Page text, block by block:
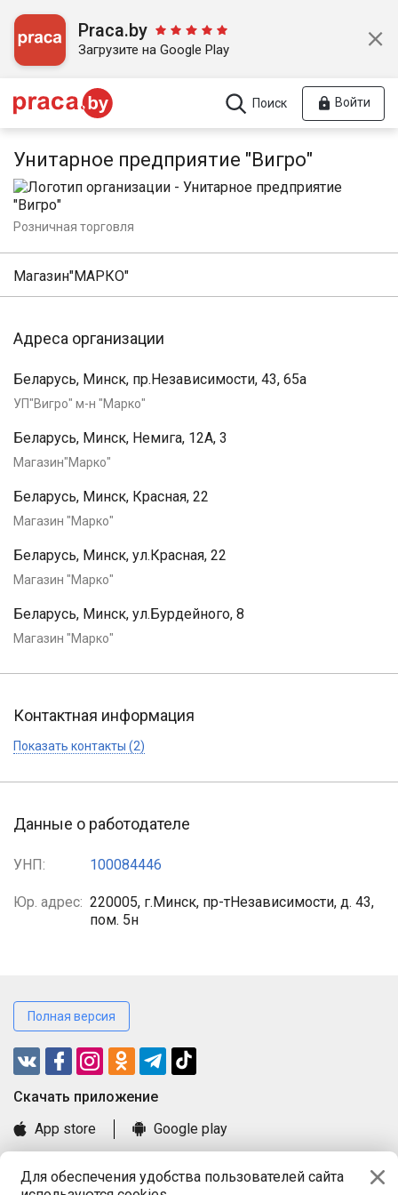
Для обеспечения удобства пользователей сайта
Praca.by
Загрузите на Google Play
Поиск Войти
Унитарное предприятие "Вигро"
Розничная торговля
Магазин"МАРКО"
Адреса организации
Беларусь, Минск, пр.Независимости, 43, 65а
УП"Вигро" м-н "Марко"
Беларусь, Минск, Немига, 12А, 3
Магазин"Марко"
Беларусь, Минск, Красная, 22
Магазин "Марко"
Беларусь, Минск, ул.Красная, 22
Магазин "Марко"
Беларусь, Минск, ул.Бурдейного, 8
Магазин "Марко"
Контактная информация
Показать контакты (2)
Данные о работодателе
УНП: 100084446
Юр. адрес: 220005, г.Минск, пр-тНезависимости, д. 43,
пом. 5н
Полная версия
Cкачать приложение
App store
Google play
Книга замечаний и предложений